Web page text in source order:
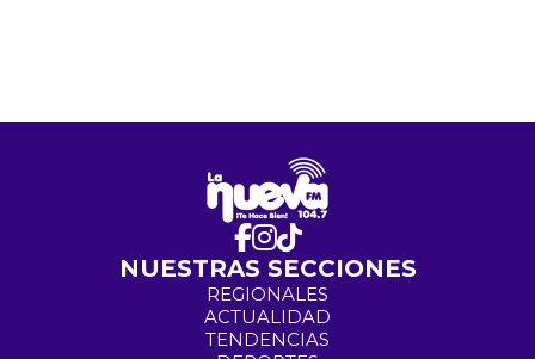
NUESTRAS SECCIONES
REGIONALES
ACTUALIDAD
TENDENCIAS